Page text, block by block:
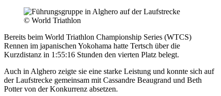
© World Triathlon
Bereits beim World Triathlon Championship Series (WTCS)
Rennen im japanischen Yokohama hatte Tertsch über die
Kurzdistanz in 1:55:16 Stunden den vierten Platz belegt.
Auch in Alghero zeigte sie eine starke Leistung und konnte sich auf
der Laufstrecke gemeinsam mit Cassandre Beaugrand und Beth
Potter von der Konkurrenz absetzen.